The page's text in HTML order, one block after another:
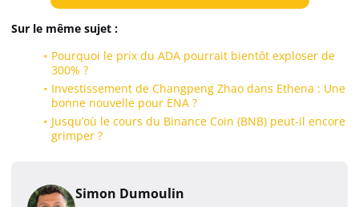
Sur le même sujet :
Pourquoi le prix du ADA pourrait bientôt exploser de
300% ?
Investissement de Changpeng Zhao dans Ethena : Une
bonne nouvelle pour ENA ?
Jusqu’où le cours du Binance Coin (BNB) peut-il encore
grimper ?
Simon Dumoulin